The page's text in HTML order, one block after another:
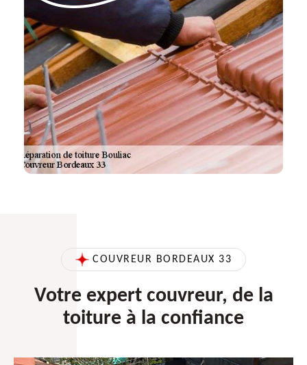
COUVREUR BORDEAUX 33
Votre expert couvreur, de la
toiture à la confiance